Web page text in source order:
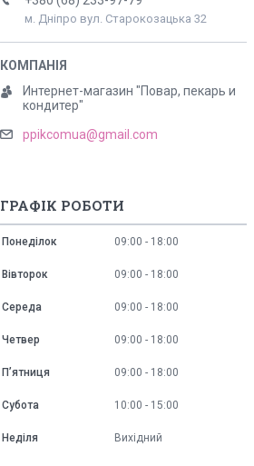
м. Дніпро вул. Старокозацька 32
Интернет-магазин "Повар, пекарь и
кондитер"
ppikcomua@gmail.com
ГРАФІК РОБОТИ
Понеділок 09:00 18:00
Вівторок 09:00 18:00
Середа 09:00 18:00
Четвер 09:00 18:00
Пʼятниця 09:00 18:00
Субота 10:00 15:00
Неділя Вихідний